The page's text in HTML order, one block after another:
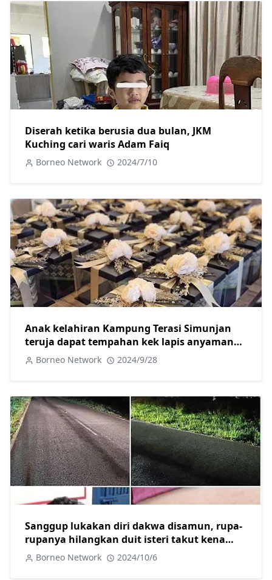
Diserah ketika berusia dua bulan, JKM
Kuching cari waris Adam Faiq
Borneo Network 2024/7/10
Anak kelahiran Kampung Terasi Simunjan
teruja dapat tempahan kek lapis anyaman
daripada Agong
Borneo Network 2024/9/28
Sanggup lukakan diri dakwa disamun, rupa-
rupanya hilangkan duit isteri takut kena
marah
Borneo Network 2024/10/6